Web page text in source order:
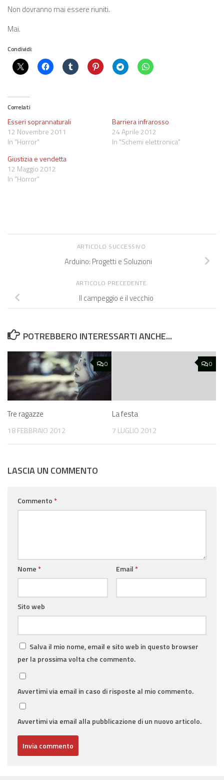
Non dovranno mai essere riuniti.
Mai.
Condividi:
Correlati
Esseri soprannaturali
12 Novembre 2011
In "Horror"
Barriera infrarosso
24 Aprile 2012
In "Schemi elettronica"
Giustizia e vendetta
12 Maggio 2012
In "Horror"
ARTICOLO SUCCESSIVO
Arduino: Progetti e Soluzioni
ARTICOLO PRECEDENTE
Il campeggio e il vecchio
POTREBBERO INTERESSARTI ANCHE...
0
Tre ragazze
18 FEBBRAIO 2012
0
La festa
7 LUGLIO 2012
LASCIA UN COMMENTO
Commento *
Nome * Email *
Sito web
Salva il mio nome, email e sito web in questo browser
per la prossima volta che commento.
Avvertimi via email in caso di risposte al mio commento.
Avvertimi via email alla pubblicazione di un nuovo articolo.